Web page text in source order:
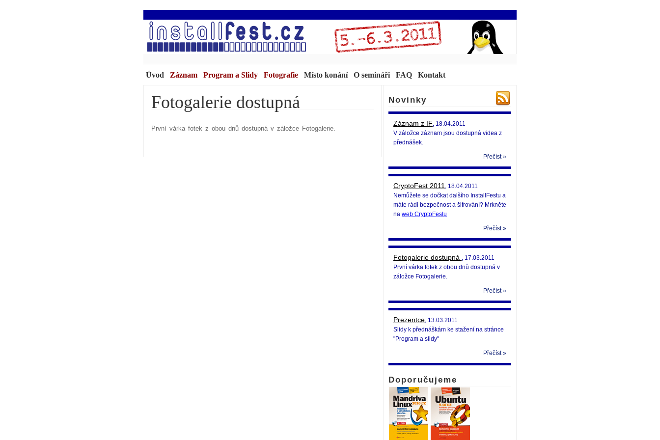
Úvod Záznam Program a Slidy Fotografie Místo konání O semináři FAQ Kontakt
Novinky
Záznam z IF, 18.04.2011
V záložce záznam jsou dostupná videa z
přednášek.
Přečíst »
CryptoFest 2011 , 18.04.2011
Nemůžete se dočkat dalšího InstallFestu a
máte rádi bezpečnost a šifrování? Mrkněte
na web CryptoFestu
Přečíst »
Fotogalerie dostupná , 17.03.2011
První várka fotek z obou dnů dostupná v
záložce Fotogalerie.
Přečíst »
Prezentce, 13.03.2011
Slidy k přednáškám ke stažení na stránce
"Program a slidy"
Přečíst »
Doporučujeme
Fotogalerie dostupná
První várka fotek z obou dnů dostupná v záložce Fotogalerie.